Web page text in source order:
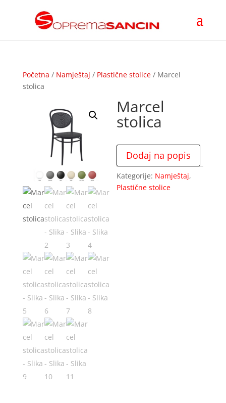
Početna / Namještaj / Plastične stolice/ Marcel
stolica
Marcel
stolica
Dodaj na popis
Kategorije: Namještaj,
Plastične stolice